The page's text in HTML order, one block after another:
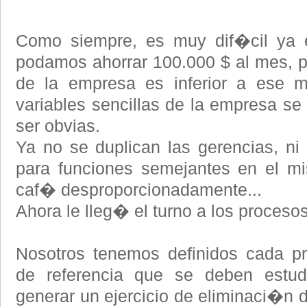
Como siempre, es muy dif�cil ya
podamos ahorrar 100.000 $ al mes,
de la empresa es inferior a ese
variables sencillas de la empresa
ser obvias.
Ya no se duplican las gerencias,
para funciones semejantes en el
caf� desproporcionadamente...
Ahora le lleg� el turno a los
Nosotros tenemos definidos cada
de referencia que se deben
generar un ejercicio de eliminaci�n